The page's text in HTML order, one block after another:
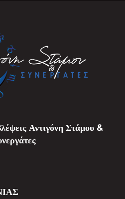
Αντιγόνη Στάμου &